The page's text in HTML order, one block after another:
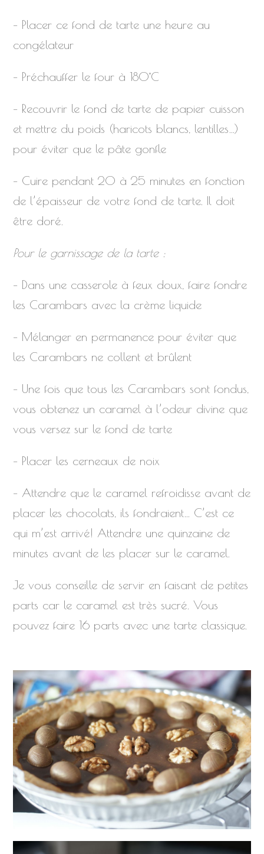
– Placer ce fond de tarte une heure au
congélateur
– Préchauffer le four à 180°C
– Recouvrir le fond de tarte de papier cuisson
et mettre du poids (haricots blancs, lentilles…)
pour éviter que le pâte gonfle
– Cuire pendant 20 à 25 minutes en fonction
de l’épaisseur de votre fond de tarte. Il doit
être doré.
Pour le garnissage de la tarte :
– Dans une casserole à feux doux, faire fondre
les Carambars avec la crème liquide
– Mélanger en permanence pour éviter que
les Carambars ne collent et brûlent
– Une fois que tous les Carambars sont fondus,
vous obtenez un caramel à l’odeur divine que
vous versez sur le fond de tarte
– Placer les cerneaux de noix
– Attendre que le caramel refroidisse avant de
placer les chocolats, ils fondraient… C’est ce
qui m’est arrivé! Attendre une quinzaine de
minutes avant de les placer sur le caramel.
Je vous conseille de servir en faisant de petites
parts car le caramel est très sucré. Vous
pouvez faire 16 parts avec une tarte classique.